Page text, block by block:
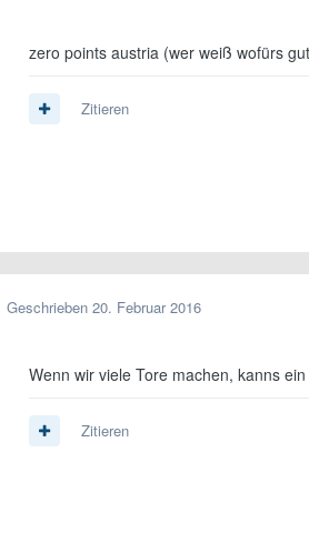
zero points austria (wer weiß wofürs
Zitieren
Geschrieben 20. Februar 2016
Wenn wir viele Tore machen, kanns
Zitieren